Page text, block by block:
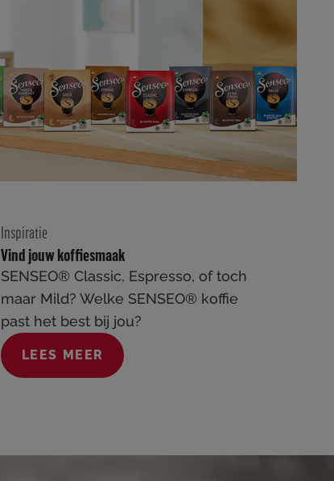
Inspiratie
Vind jouw koffiesmaak
SENSEO® Classic, Espresso, of toch
maar Mild? Welke SENSEO® koffie
past het best bij jou?
LEES MEER